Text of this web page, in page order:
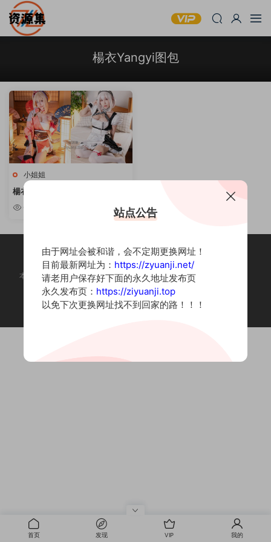
楊衣Yangyi图包
小姐姐
楊衣Yangyi – 性感可爱写真套图
合集 [持续更新]
本站为摄影写真图片网站，内容来自网络收集整理，仅作个人学习使用。
如有违法内容请联系删除
Copyright © 2022 资源集
首页 发现 VIP 我的
站点公告
由于网址会被和谐，会不定期更换网址！
目前最新网址为： https://zyuanji.net/
请老用户保存好下面的永久地址发布页
永久发布页： https://ziyuanji.top
以免下次更换网址找不到回家的路！！！